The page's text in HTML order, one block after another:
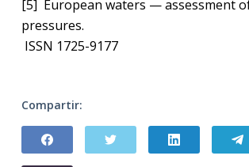
[5] European waters — assessment
pressures.
ISSN 1725-9177
Compartir: